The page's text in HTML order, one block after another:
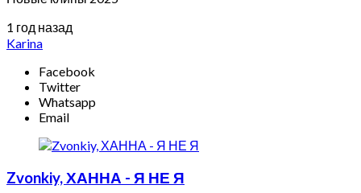
1 год назад
Karina
Facebook
Twitter
Whatsapp
Email
Zvonkiy, ХАННА - Я НЕ Я